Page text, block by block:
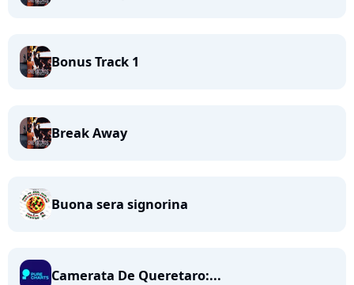
Bonus Track 1
Break Away
Buona sera signorina
Camerata De Queretaro:...